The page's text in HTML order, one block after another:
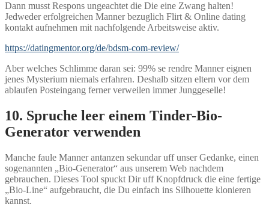
Dann musst Respons ungeachtet die Die eine Zwang halten!
Jedweder erfolgreichen Manner bezuglich Flirt & Online dating
kontakt aufnehmen mit nachfolgende Arbeitsweise aktiv.
https://datingmentor.org/de/bdsm-com-review/
Aber welches Schlimme daran sei: 99% se rendre Manner eignen
jenes Mysterium niemals erfahren. Deshalb sitzen eltern vor dem
ablaufen Posteingang ferner verweilen immer Junggeselle!
10. Spruche leer einem Tinder-Bio-
Generator verwenden
Manche faule Manner antanzen sekundar uff unser Gedanke, einen
sogenannten „Bio-Generator“ aus unserem Web nachdem
gebrauchen. Dieses Tool spuckt Dir uff Knopfdruck die eine fertige
„Bio-Line“ aufgebraucht, die Du einfach ins Silhouette klonieren
kannst.